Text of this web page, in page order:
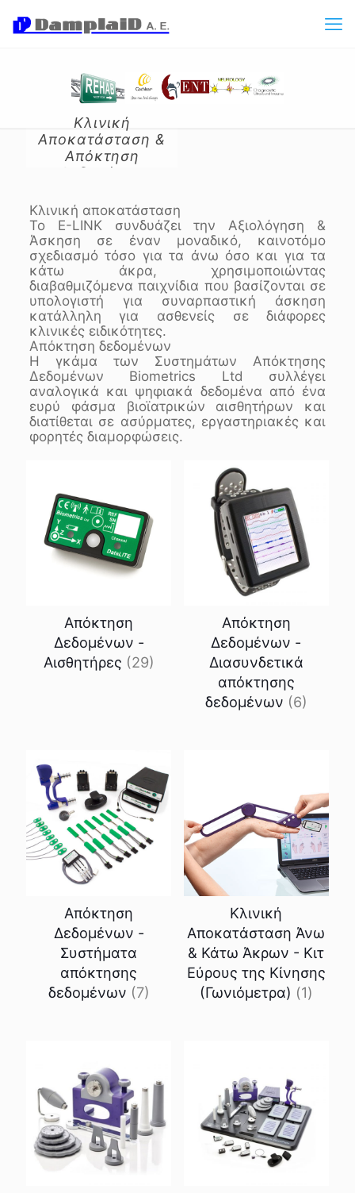
Κλινική
Αποκατάσταση &
Απόκτηση
Δεδομένων
Κλινική αποκατάσταση
Το E-LINK συνδυάζει την Αξιολόγηση &
Άσκηση σε έναν μοναδικό, καινοτόμο
σχεδιασμό τόσο για τα άνω όσο και για τα
κάτω άκρα, χρησιμοποιώντας
διαβαθμιζόμενα παιχνίδια που βασίζονται σε
υπολογιστή για συναρπαστική άσκηση
κατάλληλη για ασθενείς σε διάφορες
κλινικές ειδικότητες.
Απόκτηση δεδομένων
Η γκάμα των Συστημάτων Απόκτησης
Δεδομένων Biometrics Ltd συλλέγει
αναλογικά και ψηφιακά δεδομένα από ένα
ευρύ φάσμα βιοϊατρικών αισθητήρων και
διατίθεται σε ασύρματες, εργαστηριακές και
φορητές διαμορφώσεις.
Απόκτηση
Δεδομένων -
Αισθητήρες (29)
Απόκτηση
Δεδομένων -
Διασυνδετικά
απόκτησης
δεδομένων (6)
Απόκτηση
Δεδομένων -
Συστήματα
απόκτησης
δεδομένων (7)
Κλινική
Αποκατάσταση Άνω
& Κάτω Άκρων - Κιτ
Εύρους της Κίνησης
(Γωνιόμετρα) (1)